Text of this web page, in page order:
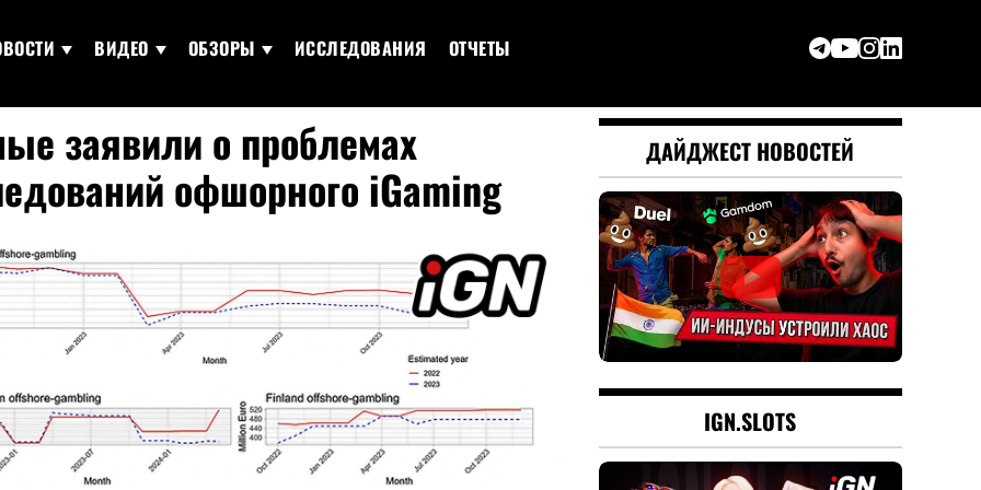
ВИДЕО ОБЗОРЫ ИССЛЕДОВАНИЯ ОТЧЕТЫ
заявили о проблемах
офшорного iGaming
ДАЙДЖЕСТ НОВОСТЕЙ
IGN.SLOTS